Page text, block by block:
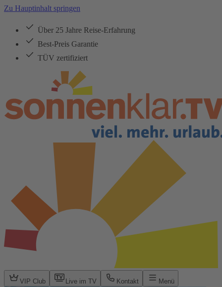
Zu Hauptinhalt springen
Über 25 Jahre Reise-Erfahrung
Best-Preis Garantie
TÜV zertifiziert
VIP Club Live im TV Kontakt Menü